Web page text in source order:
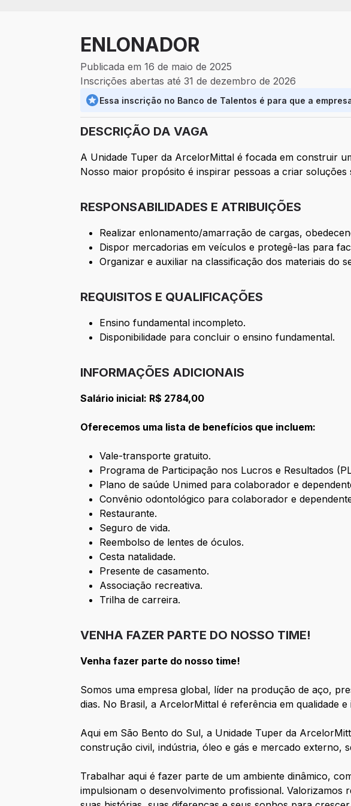
ENLONADOR
Publicada em 16 de maio de 2025
Inscrições abertas até 31 de dezembro de 2026
Essa inscrição no Banco de Talentos é para que a
DESCRIÇÃO DA VAGA
A Unidade Tuper da ArcelorMittal é focada em construir
Nosso maior propósito é inspirar pessoas a criar
RESPONSABILIDADES E ATRIBUIÇÕES
Realizar enlonamento/amarração de cargas,
Dispor mercadorias em veículos e protegê-las para
Organizar e auxiliar na classificação dos materiais do
REQUISITOS E QUALIFICAÇÕES
Ensino fundamental incompleto.
Disponibilidade para concluir o ensino fundamental.
INFORMAÇÕES ADICIONAIS
Salário inicial: R$ 2784,00
Oferecemos uma lista de benefícios que incluem:
Vale-transporte gratuito.
Programa de Participação nos Lucros e Resultados
Plano de saúde Unimed para colaborador e
Convênio odontológico para colaborador e
Restaurante.
Seguro de vida.
Reembolso de lentes de óculos.
Cesta natalidade.
Presente de casamento.
Associação recreativa.
Trilha de carreira.
VENHA FAZER PARTE DO NOSSO TIME!
Venha fazer parte do nosso time!
Somos uma empresa global, líder na produção de aço,
dias. No Brasil, a ArcelorMittal é referência em qualidade
Aqui em São Bento do Sul, a Unidade Tuper da
construção civil, indústria, óleo e gás e mercado externo,
Trabalhar aqui é fazer parte de um ambiente dinâmico,
impulsionam o desenvolvimento profissional.